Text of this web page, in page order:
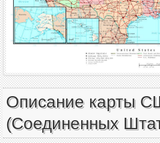
Описание карты
(Соединенных